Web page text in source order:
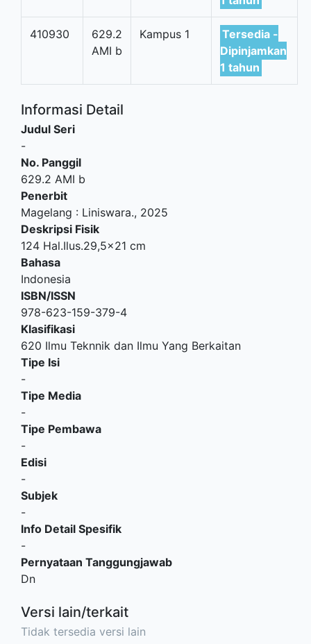
410930
629.2
AMI b
Kampus 1
Tersedia -
Dipinjamkan
1 tahun
Informasi Detail
Judul Seri
-
No. Panggil
629.2 AMI b
Penerbit
Magelang : Liniswara., 2025
Deskripsi Fisik
124 Hal.Ilus.29,5x21 cm
Bahasa
Indonesia
ISBN/ISSN
978-623-159-379-4
Klasifikasi
620 Ilmu Teknnik dan Ilmu Yang Berkaitan
Tipe Isi
-
Tipe Media
-
Tipe Pembawa
-
Edisi
-
Subjek
-
Info Detail Spesifik
-
Pernyataan Tanggungjawab
Dn
Versi lain/terkait
Tidak tersedia versi lain